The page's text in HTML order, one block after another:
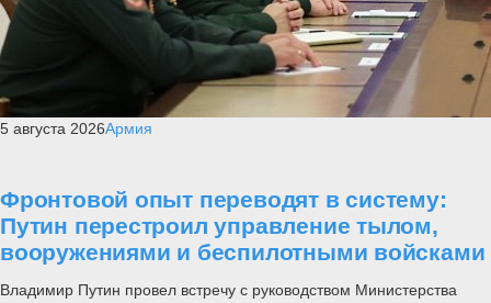
5 августа 2026Армия
Фронтовой опыт переводят в систему:
Путин перестроил управление тылом,
вооружениями и беспилотными войсками
Владимир Путин провел встречу с руководством Министерства